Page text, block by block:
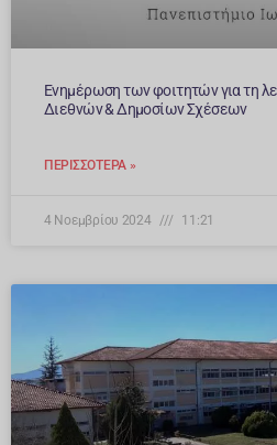
Ενημέρωση των φοιτητών για τη
Διεθνών & Δημοσίων Σχέσεων
ΠΕΡΙΣΣΌΤΕΡΑ »
4 Νοεμβρίου 2024 11:21